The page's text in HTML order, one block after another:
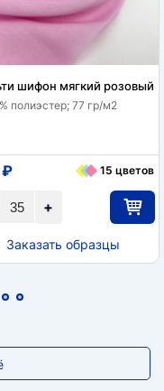
шифон мягкий розовый
полиэстер; 77 гр/м2
+
₽ 15 цветов
Заказать образцы